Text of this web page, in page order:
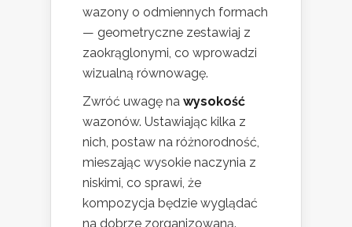
wazony o odmiennych formach
— geometryczne zestawiaj z
zaokrąglonymi, co wprowadzi
wizualną równowagę.
Zwróć uwagę na wysokość
wazonów. Ustawiając kilka z
nich, postaw na różnorodność,
mieszając wysokie naczynia z
niskimi, co sprawi, że
kompozycja będzie wyglądać
na dobrze zorganizowaną.